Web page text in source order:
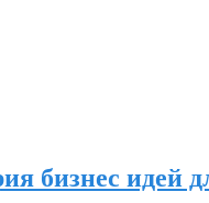
бизнес идей